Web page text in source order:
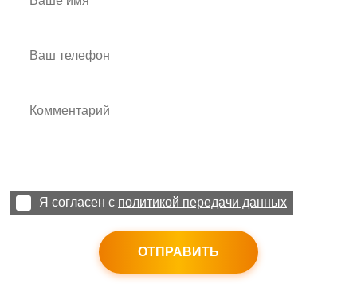
Я согласен с политикой передачи данных
ОТПРАВИТЬ